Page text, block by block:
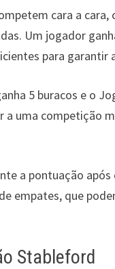
cara a
Um jogador
para garantir
5 buracos e o
uma competição
a pontuação
empates, que
Stableford